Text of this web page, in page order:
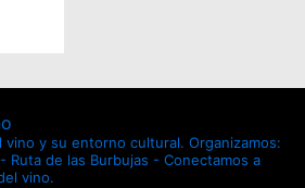
vino y su entorno cultural. Organizamos:
Ruta de las Burbujas - Conectamos a
vino.